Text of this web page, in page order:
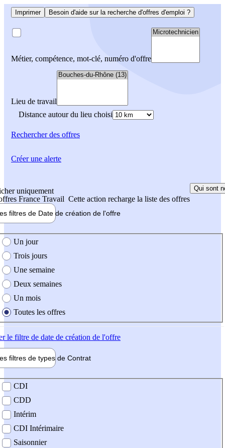
Imprimer Besoin d'aide sur la recherche d'offres d'emploi ?
Métier, compétence, mot-clé, numéro d'offre
Lieu de travail
Distance autour du lieu choisi
Rechercherdes offres
uniquement
France Travail Cette action recharge la liste des offres
Qui sont
filtres de Date de création de l'offre
création de l'offre
Un jour
Trois jours
Une semaine
Deux semaines
Un mois
Toutes les offres
le filtre de date de création de l'offre
filtres de types de Contrat
contrat
CDI
CDD
Intérim
CDI Intérimaire
Saisonnier
Créer une alerte